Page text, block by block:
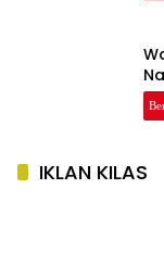
IKLAN KILAS